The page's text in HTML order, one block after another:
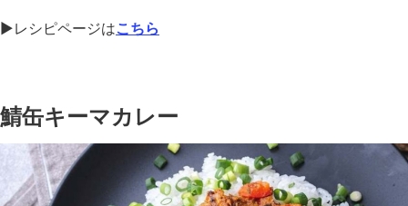
▶︎レシピページはこちら
鯖缶キーマカレー